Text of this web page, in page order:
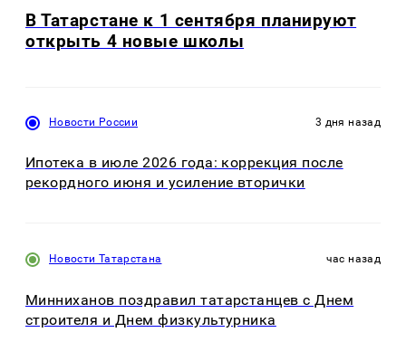
В Татарстане к 1 сентября планируют
открыть 4 новые школы
Новости России 3 дня назад
Ипотека в июле 2026 года: коррекция после
рекордного июня и усиление вторички
Новости Татарстана час назад
Минниханов поздравил татарстанцев с Днем
строителя и Днем физкультурника